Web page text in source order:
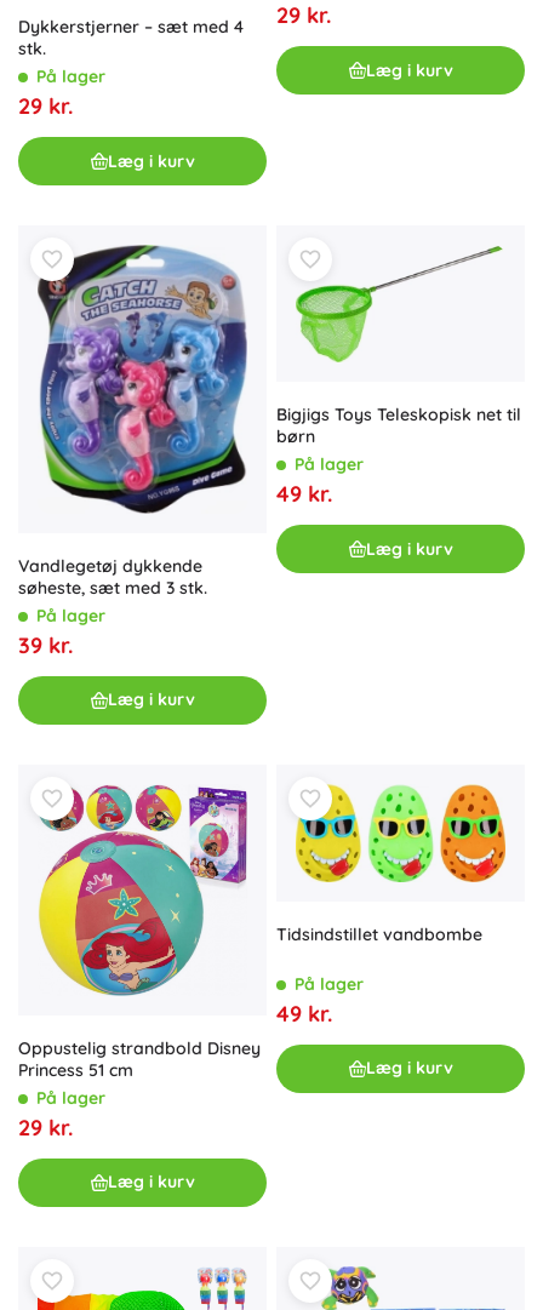
Dykkerstjerner – sæt med 4
stk.
På lager
29 kr.
Læg i kurv
29 kr.
Læg i kurv
Vandlegetøj dykkende
søheste, sæt med 3 stk.
På lager
39 kr.
Læg i kurv
Bigjigs Toys Teleskopisk net til
børn
På lager
49 kr.
Læg i kurv
Oppustelig strandbold Disney
Princess 51 cm
På lager
29 kr.
Læg i kurv
Tidsindstillet vandbombe
På lager
49 kr.
Læg i kurv